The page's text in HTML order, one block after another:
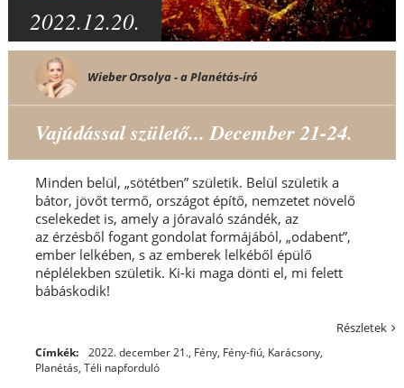
2022.12.20.
Wieber Orsolya - a Planétás-író
Vajúdással születő... December 21-24.
Minden belül, „sötétben” születik. Belül születik a
bátor, jövőt termő, országot építő, nemzetet növelő
cselekedet is, amely a jóravaló szándék, az
az érzésből fogant gondolat formájából, „odabent”,
ember lelkében, s az emberek lelkéből épülő
néplélekben születik. Ki-ki maga dönti el, mi felett
bábáskodik!
Részletek
Címkék: 2022. december 21., Fény, Fény-fiú, Karácsony,
Planétás, Téli napforduló